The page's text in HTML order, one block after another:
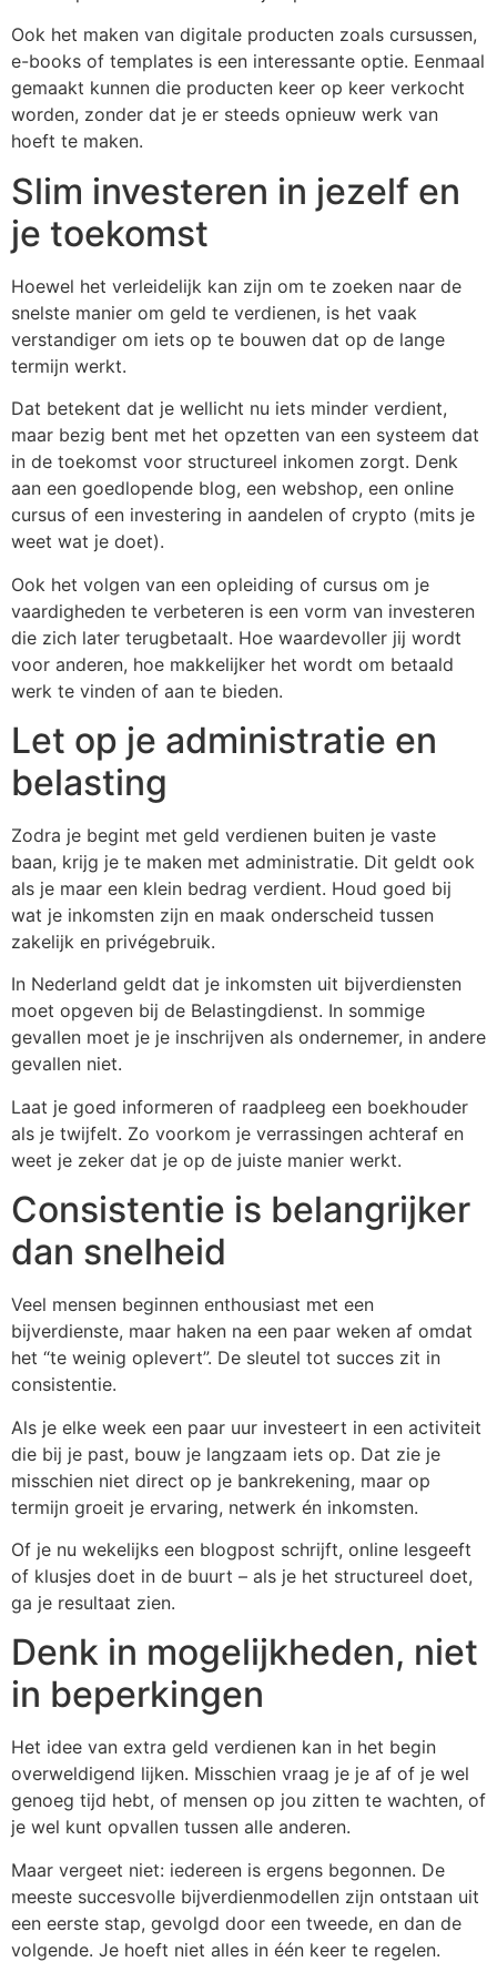
Ook het maken van digitale producten zoals cursussen,
e-books of templates is een interessante optie. Eenmaal
gemaakt kunnen die producten keer op keer verkocht
worden, zonder dat je er steeds opnieuw werk van
hoeft te maken.
Slim investeren in jezelf en
je toekomst
Hoewel het verleidelijk kan zijn om te zoeken naar de
snelste manier om geld te verdienen, is het vaak
verstandiger om iets op te bouwen dat op de lange
termijn werkt.
Dat betekent dat je wellicht nu iets minder verdient,
maar bezig bent met het opzetten van een systeem dat
in de toekomst voor structureel inkomen zorgt. Denk
aan een goedlopende blog, een webshop, een online
cursus of een investering in aandelen of crypto (mits je
weet wat je doet).
Ook het volgen van een opleiding of cursus om je
vaardigheden te verbeteren is een vorm van investeren
die zich later terugbetaalt. Hoe waardevoller jij wordt
voor anderen, hoe makkelijker het wordt om betaald
werk te vinden of aan te bieden.
Let op je administratie en
belasting
Zodra je begint met geld verdienen buiten je vaste
baan, krijg je te maken met administratie. Dit geldt ook
als je maar een klein bedrag verdient. Houd goed bij
wat je inkomsten zijn en maak onderscheid tussen
zakelijk en privégebruik.
In Nederland geldt dat je inkomsten uit bijverdiensten
moet opgeven bij de Belastingdienst. In sommige
gevallen moet je je inschrijven als ondernemer, in andere
gevallen niet.
Laat je goed informeren of raadpleeg een boekhouder
als je twijfelt. Zo voorkom je verrassingen achteraf en
weet je zeker dat je op de juiste manier werkt.
Consistentie is belangrijker
dan snelheid
Veel mensen beginnen enthousiast met een
bijverdienste, maar haken na een paar weken af omdat
het “te weinig oplevert”. De sleutel tot succes zit in
consistentie.
Als je elke week een paar uur investeert in een activiteit
die bij je past, bouw je langzaam iets op. Dat zie je
misschien niet direct op je bankrekening, maar op
termijn groeit je ervaring, netwerk én inkomsten.
Of je nu wekelijks een blogpost schrijft, online lesgeeft
of klusjes doet in de buurt – als je het structureel doet,
ga je resultaat zien.
Denk in mogelijkheden, niet
in beperkingen
Het idee van extra geld verdienen kan in het begin
overweldigend lijken. Misschien vraag je je af of je wel
genoeg tijd hebt, of mensen op jou zitten te wachten, of
je wel kunt opvallen tussen alle anderen.
Maar vergeet niet: iedereen is ergens begonnen. De
meeste succesvolle bijverdienmodellen zijn ontstaan uit
een eerste stap, gevolgd door een tweede, en dan de
volgende. Je hoeft niet alles in één keer te regelen.